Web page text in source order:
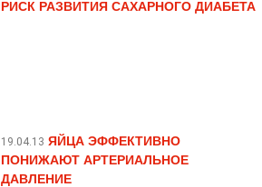
РИСК РАЗВИТИЯ САХАРНОГО ДИАБЕТА
19.04.13 ЯЙЦА ЭФФЕКТИВНО
ПОНИЖАЮТ АРТЕРИАЛЬНОЕ
ДАВЛЕНИЕ